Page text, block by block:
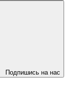
Подпишись на нас